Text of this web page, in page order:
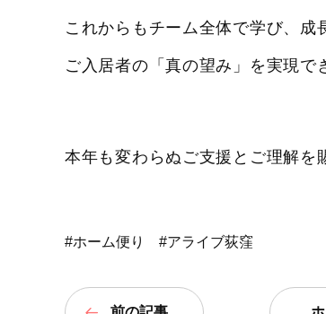
これからもチーム全体で学び、成
ご入居者の「真の望み」を実現で
本年も変わらぬご支援とご理解を
#ホーム便り #アライブ荻窪